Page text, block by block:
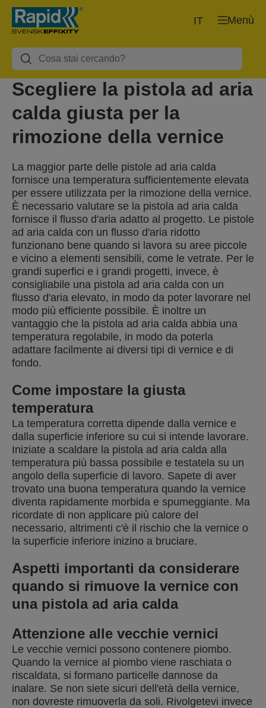
Menù
IT
Scegliere la pistola ad aria
calda giusta per la
rimozione della vernice
La maggior parte delle pistole ad aria calda
fornisce una temperatura sufficientemente elevata
per essere utilizzata per la rimozione della vernice.
È necessario valutare se la pistola ad aria calda
fornisce il flusso d'aria adatto al progetto. Le pistole
ad aria calda con un flusso d'aria ridotto
funzionano bene quando si lavora su aree piccole
e vicino a elementi sensibili, come le vetrate. Per le
grandi superfici e i grandi progetti, invece, è
consigliabile una pistola ad aria calda con un
flusso d'aria elevato, in modo da poter lavorare nel
modo più efficiente possibile. È inoltre un
vantaggio che la pistola ad aria calda abbia una
temperatura regolabile, in modo da poterla
adattare facilmente ai diversi tipi di vernice e di
fondo.
Come impostare la giusta
temperatura
La temperatura corretta dipende dalla vernice e
dalla superficie inferiore su cui si intende lavorare.
Iniziate a scaldare la pistola ad aria calda alla
temperatura più bassa possibile e testatela su un
angolo della superficie di lavoro. Sapete di aver
trovato una buona temperatura quando la vernice
diventa rapidamente morbida e spumeggiante. Ma
ricordate di non applicare più calore del
necessario, altrimenti c'è il rischio che la vernice o
la superficie inferiore inizino a bruciare.
Aspetti importanti da considerare
quando si rimuove la vernice con
una pistola ad aria calda
Attenzione alle vecchie vernici
Le vecchie vernici possono contenere piombo.
Quando la vernice al piombo viene raschiata o
riscaldata, si formano particelle dannose da
inalare. Se non siete sicuri dell'età della vernice,
non dovreste rimuoverla da soli. Rivolgetevi invece